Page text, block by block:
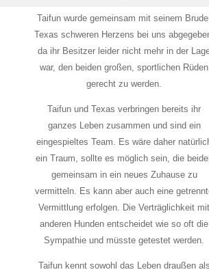
Taifun wurde gemeinsam mit seinem
Texas schweren Herzens bei uns
da ihr Besitzer leider nicht mehr in der
war, den beiden großen, sportlichen Rüden
gerecht zu werden.
Taifun und Texas verbringen bereits ihr
ganzes Leben zusammen und sind ein
eingespieltes Team. Es wäre daher
ein Traum, sollte es möglich sein, die
gemeinsam in ein neues Zuhause zu
vermitteln. Es kann aber auch eine
Vermittlung erfolgen. Die Verträglichkeit mit
anderen Hunden entscheidet wie so oft die
Sympathie und müsste getestet werden.
Taifun kennt sowohl das Leben draußen